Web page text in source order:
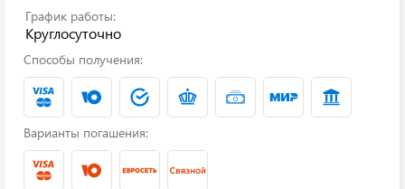
График работы:
Круглосуточно
Способы получения:
Варианты погашения: